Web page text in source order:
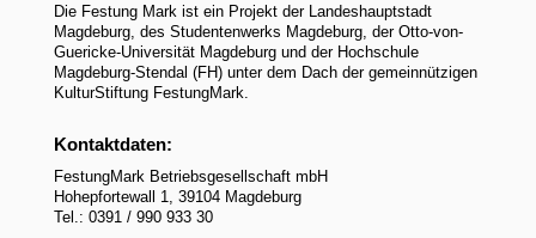
Die Festung Mark ist ein Projekt der Landeshauptstadt
Magdeburg, des Studentenwerks Magdeburg, der Otto-von-
Guericke-Universität Magdeburg und der Hochschule
Magdeburg-Stendal (FH) unter dem Dach der gemeinnützigen
KulturStiftung FestungMark.
Kontaktdaten:
FestungMark Betriebsgesellschaft mbH
Hohepfortewall 1, 39104 Magdeburg
Tel.: 0391 / 990 933 30